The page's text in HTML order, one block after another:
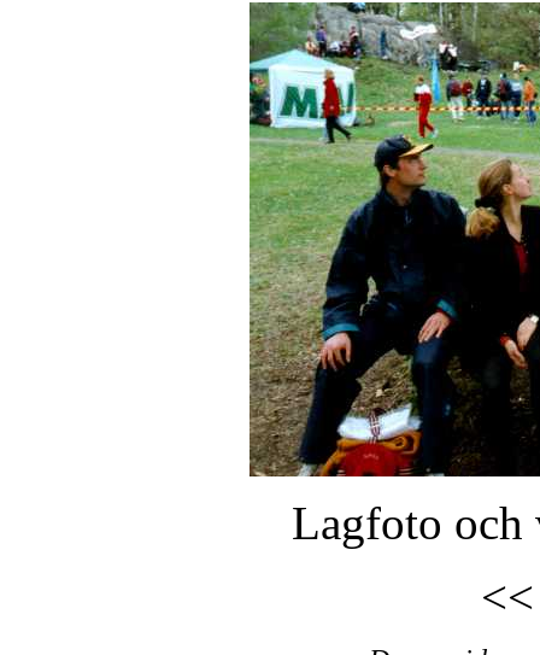
Lagfoto
<<